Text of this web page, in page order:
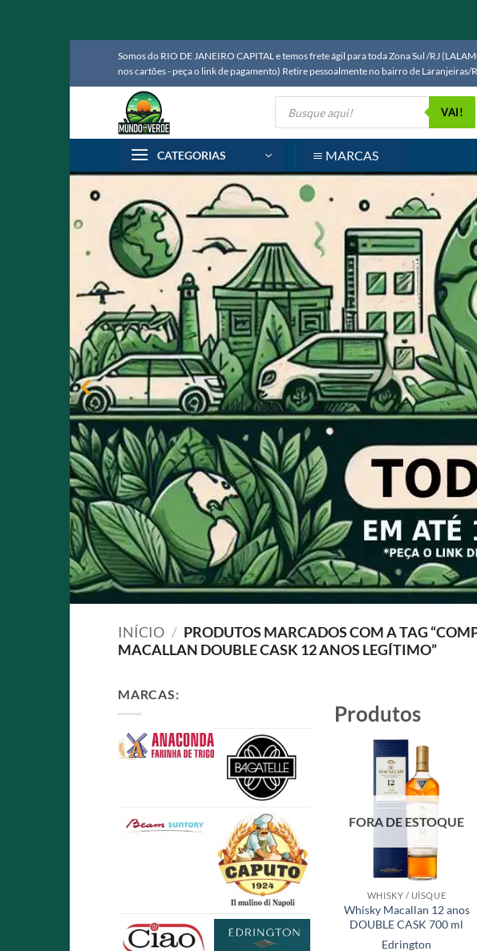
content
Somos do RIO DE JANEIRO CAPITAL e temos frete ágil para toda Zona Sul /RJ
nos cartões - peça o link de pagamento) Retire pessoalmente no bairro de
Pesquisar
produtos
VAI!
CATEGORIAS MARCAS
INÍCIO / PRODUTOS MARCADOS COM A TAG
MACALLAN DOUBLE CASK 12 ANOS LEGÍTIMO”
MARCAS:
Produtos
FORA DE ESTOQUE
WHISKY / UÍSQUE
Whisky Macallan 12 anos
DOUBLE CASK 700 ml
Edrington